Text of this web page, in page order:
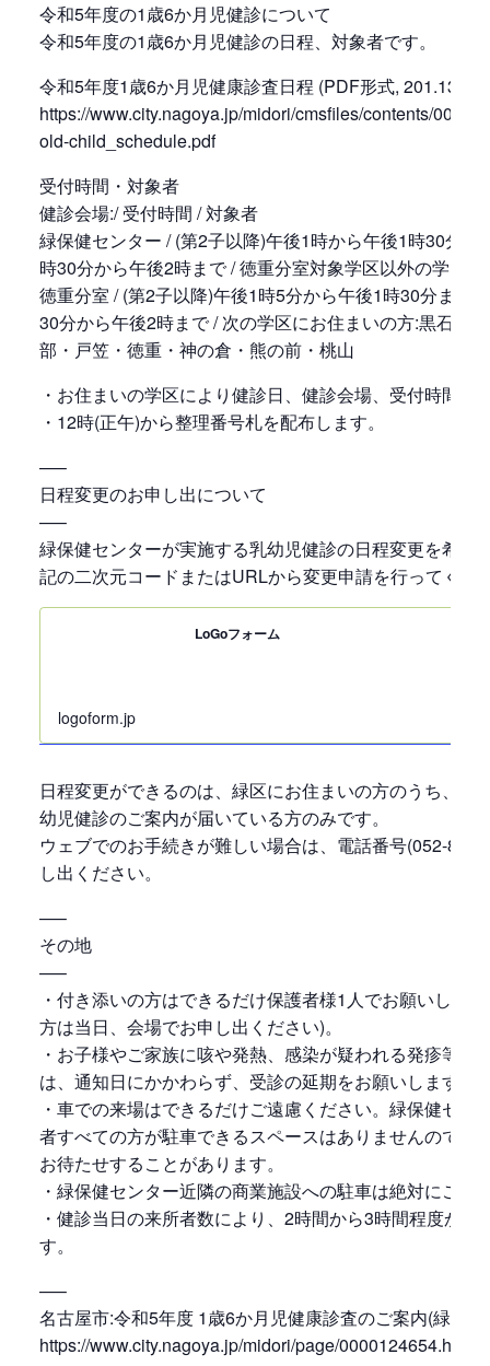
令和5年度の1歳6か月児健診について
令和5年度の1歳6か月児健診の日程、対象者です。
令和5年度1歳6か月児健康診査日程 (PDF形式, 201.13KB)
https://www.city.nagoya.jp/midori/cmsfiles/contents/
old-child_schedule.pdf
受付時間・対象者
健診会場:/ 受付時間 / 対象者
緑保健センター / (第2子以降)午後1時から午後1時30分ま
時30分から午後2時まで / 徳重分室対象学区以外の学区
徳重分室 / (第2子以降)午後1時5分から午後1時30分まで (
30分から午後2時まで / 次の学区にお住まいの方:黒石・
部・戸笠・徳重・神の倉・熊の前・桃山
・お住まいの学区により健診日、健診会場、受付時間が
・12時(正午)から整理番号札を配布します。
—–
日程変更のお申し出について
—–
緑保健センターが実施する乳幼児健診の日程変更を希望
記の二次元コードまたはURLから変更申請を行ってくだ
LoGoフォーム
logoform.jp
日程変更ができるのは、緑区にお住まいの方のうち、現
幼児健診のご案内が届いている方のみです。
ウェブでのお手続きが難しい場合は、電話番号(052-891-
し出ください。
—–
その地
—–
・付き添いの方はできるだけ保護者様1人でお願いしま
方は当日、会場でお申し出ください)。
・お子様やご家族に咳や発熱、感染が疑われる発疹等の
は、通知日にかかわらず、受診の延期をお願いします。
・車での来場はできるだけご遠慮ください。緑保健セン
者すべての方が駐車できるスペースはありませんので、
お待たせすることがあります。
・緑保健センター近隣の商業施設への駐車は絶対にご遠
・健診当日の来所者数により、2時間から3時間程度かか
す。
—–
名古屋市:令和5年度 1歳6か月児健康診査のご案内(緑区)
https://www.city.nagoya.jp/midori/page/0000124654.html